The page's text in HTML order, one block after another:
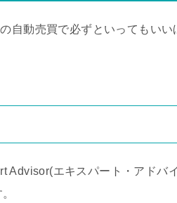
自動売買で必ずといってもい
Advisor(エキスパート・アドバ